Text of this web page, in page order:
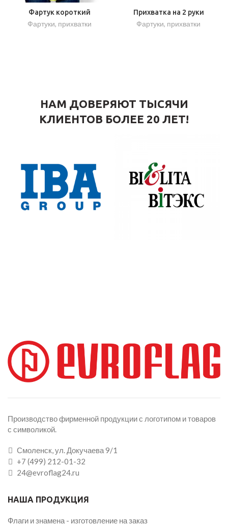
Фартук короткий
Фартуки, прихватки
Прихватка на 2 руки
Фартуки, прихватки
НАМ ДОВЕРЯЮТ ТЫСЯЧИ
КЛИЕНТОВ БОЛЕЕ 20 ЛЕТ!
Производство фирменной продукции с логотипом и товаров
с символикой.
Смоленск, ул. Докучаева 9/1
+7 (499) 212-01-32
24@evroflag24.ru
НАША ПРОДУКЦИЯ
Флаги и знамена - изготовление на заказ